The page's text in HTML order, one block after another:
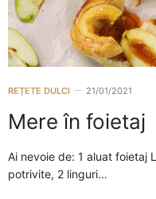
REȚETE DULCI 21/01/2021
Mere în foietaj
Ai nevoie de: 1 aluat foietaj
potrivite, 2 linguri…